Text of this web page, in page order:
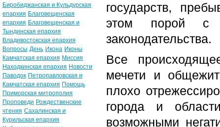
государств,
этом порой с
законодательства.
Все
мечети и
плохо
города и
возможными
Биробиджанская и Кульдурская
епархия Благовещенская
епархия Благовещенская и
Тындинская епархия
Владивостокская епархия
Вопросы День Икона Иконы
Камчатская епархия Миссия
Находкинская епархия Новости
Паводок Петропавловская и
Камчатская епархия Помощь
Приморская митрополия
Проповеди Рождественские
чтения Сахалинская и
Курильская епархия